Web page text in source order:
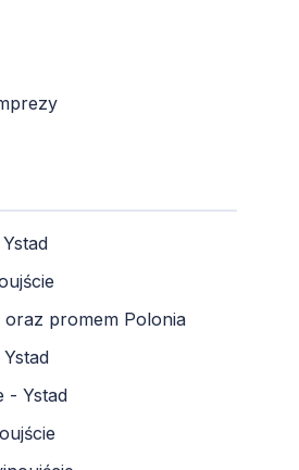
oraz promem Polonia
- Ystad